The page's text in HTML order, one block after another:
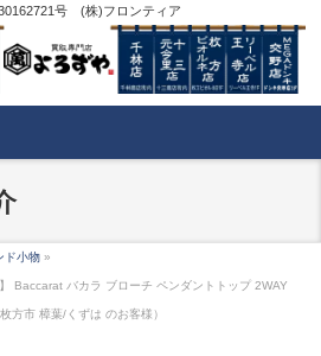
号 (株)フロンティア
ド小物 »
Baccarat バカラ ブローチ ペンダントトップ 2WAY
方市 樟葉/くずは のお客様）